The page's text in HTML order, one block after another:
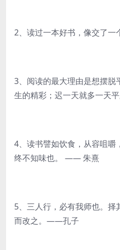
2、读过一本好书，像交了
3、阅读的最大理由是想摆脱
生的精彩；迟一天就多一天
4、读书譬如饮食，从容咀嚼
终不知味也。 —— 朱熹
5、三人行，必有我师也。
而改之。——孔子